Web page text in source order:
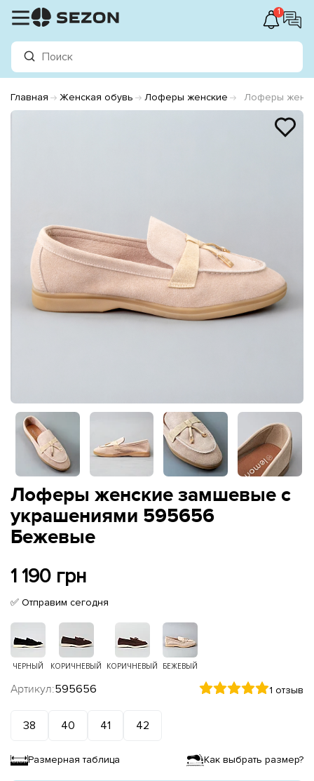
1
Главная Женская обувь Лоферы женские Лоферы
Лоферы женские замшевые с
украшениями 595656
Бежевые
1 190 грн
✅ Отправим сегодня
ЧЕРНЫЙ КОРИЧНЕВЫЙ КОРИЧНЕВЫЙ БЕЖЕВЫЙ
Артикул:595656 1 отзыв
38 40 41 42
Размерная таблица Как выбрать размер?